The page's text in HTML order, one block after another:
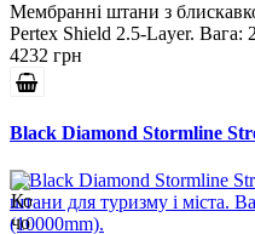
Мембранні штани з
Pertex Shield 2.5-Layer. Вага:
4232 грн
Black Diamond Stormline